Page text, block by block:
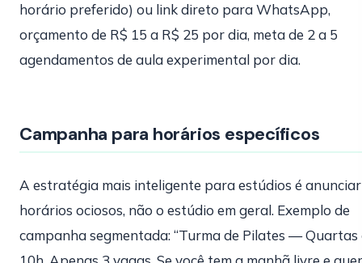
horário preferido) ou link direto para WhatsApp,
orçamento de R$ 15 a R$ 25 por dia, meta de 2 a 5
agendamentos de aula experimental por dia.
Campanha para horários específicos
A estratégia mais inteligente para estúdios é anunciar
horários ociosos, não o estúdio em geral. Exemplo de
campanha segmentada: “Turma de Pilates — Quartas